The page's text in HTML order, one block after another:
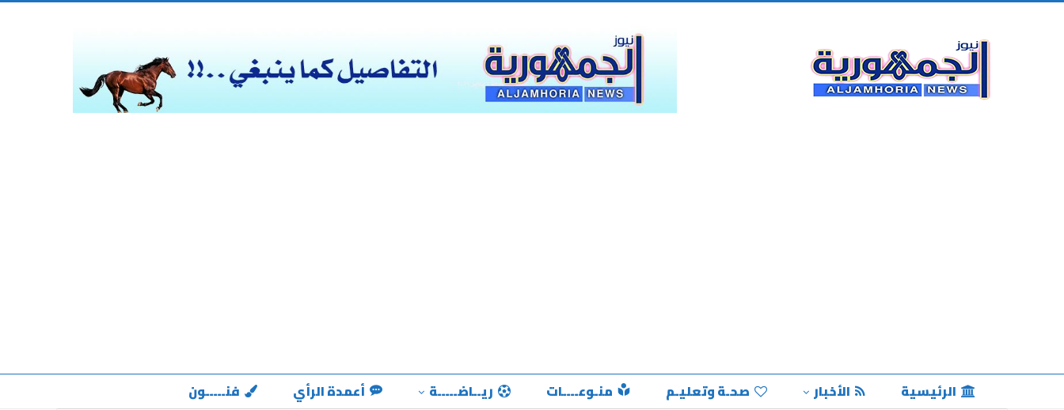
الرئيسية الأخبار صحـة وتعليـم منـوعــــات ريــاضـــــة أعمدة الرأي فنـــــون